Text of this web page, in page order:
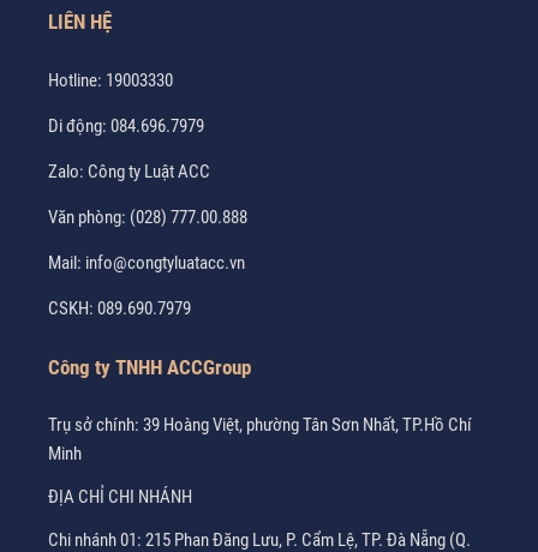
LIÊN HỆ
Hotline: 19003330
Di động: 084.696.7979
Zalo: Công ty Luật ACC
Văn phòng: (028) 777.00.888
Mail: info@congtyluatacc.vn
CSKH: 089.690.7979
Công ty TNHH ACCGroup
Trụ sở chính: 39 Hoàng Việt, phường Tân Sơn Nhất, TP.Hồ Chí
Minh
ĐỊA CHỈ CHI NHÁNH
Chi nhánh 01: 215 Phan Đăng Lưu, P. Cẩm Lệ, TP. Đà Nẵng (Q.